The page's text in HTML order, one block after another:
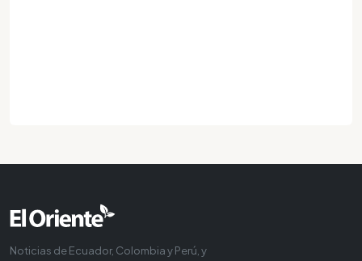
Noticias de Ecuador, Colombia y Perú, y